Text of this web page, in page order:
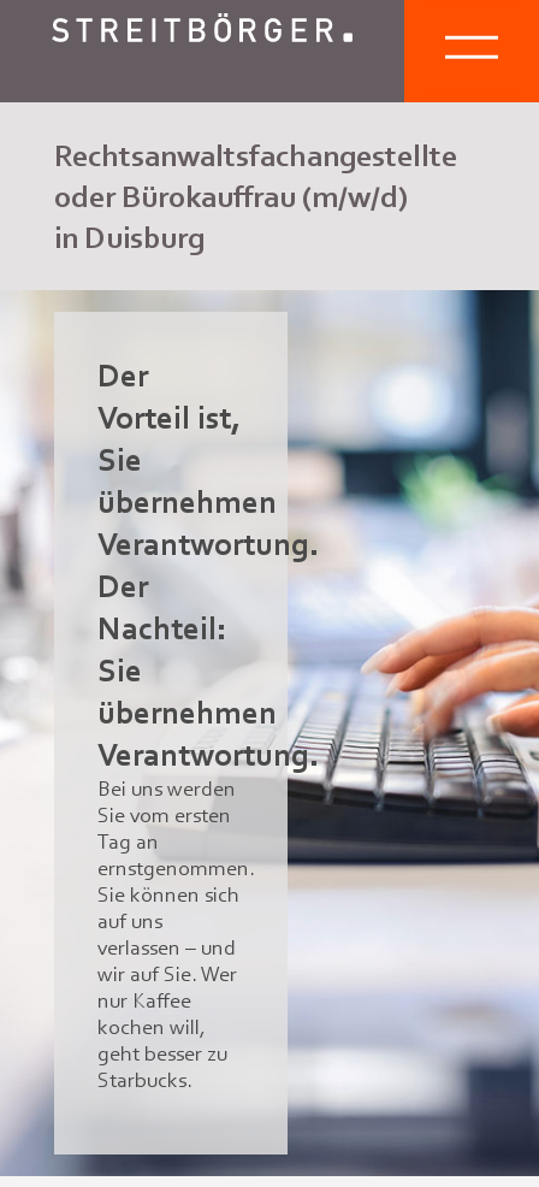
Rechtsanwaltsfachangestellte
oder Bürokauffrau (m/w/d)
in Duisburg
Der
Vorteil ist,
Sie
übernehmen
Verantwortung.
Der
Nachteil:
Sie
übernehmen
Verantwortung.
Bei uns werden
Sie vom ersten
Tag an
ernstgenommen.
Sie können sich
auf uns
verlassen – und
wir auf Sie. Wer
nur Kaffee
kochen will,
geht besser zu
Starbucks.